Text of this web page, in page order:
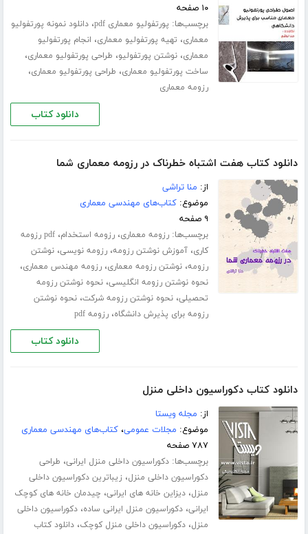
۱۰ صفحه
برچسب‌ها: پورتفولیو معماری pdf ،دانلود نمونه پورتفولیو
معماری، تهیه پورتفولیو معماری، انجام پورتفولیو
معماری،نوشتن پورتفولیو، طراحی پورتفولیو معماری،
ساخت پورتفولیو معماری، طراحی پورتفولیو معماری،
رزومه معماری
دانلود کتاب
دانلود کتاب هفت اشتباه خطرناک در رزومه معماری شما
از: منا تراشی
موضوع:کتاب‌های مهندسی معماری
۹ صفحه
برچسب‌ها:رزومه معماری،رزومه استخدام،
pdf رزومه
کاری،آموزش نوشتن رزومه،رزومه نویسی،نوشتن
رزومه،نوشتن رزومه معماری،رزومه مهندس معماری،
نحوه نوشتن رزومه انگلیسی،نحوه نوشتن رزومه
تحصیلی،نحوه نوشتن رزومه شرکت،نحوه نوشتن
رزومه برای پذیرش دانشگاه،رزومه pdf
دانلود کتاب
دانلود کتاب دکوراسیون داخلی منزل
از: مجله ویستا
موضوع: مجلات عمومی،کتاب‌های مهندسی معماری
۷۸۷ صفحه
برچسب‌ها:دکوراسیون داخلی منزل ایرانی، طراحی
دکوراسیون داخلی منزل، زیباترین دکوراسیون داخلی
منزل،دیزاین خانه های ایرانی، چیدمان خانه های کوچک
ایرانی،دکوراسیون منزل ایرانی ساده،دکوراسیون داخلی
منزل،دکوراسیون داخلی منزل کوچک،دانلود کتاب